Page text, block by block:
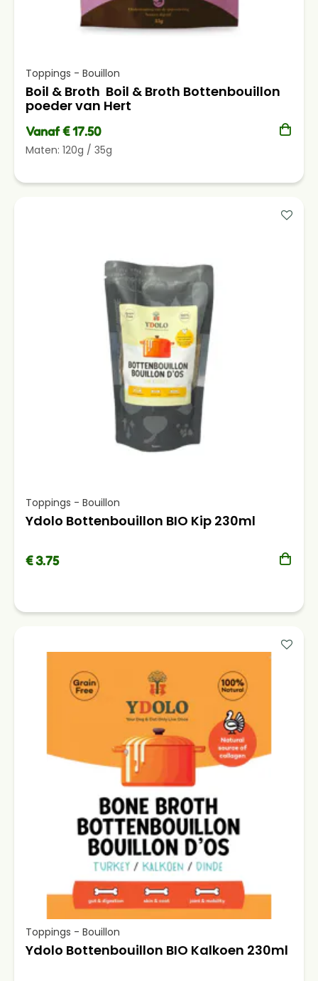
Toppings - Bouillon
Boil & Broth Boil & Broth Bottenbouillon
poeder van Hert
Vanaf € 17.50
Maten: 120g / 35g
Toppings - Bouillon
Ydolo Bottenbouillon BIO Kip 230ml
€ 3.75
Toppings - Bouillon
Ydolo Bottenbouillon BIO Kalkoen 230ml